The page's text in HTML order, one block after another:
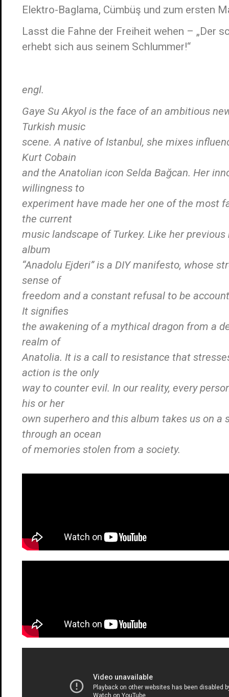
Elektro-Baglama, Cümbüş und zum ersten
Lasst die Fahne der Freiheit wehen – „Der
erhebt sich aus seinem Schlummer!“
engl.
Gaye Su Akyol is the face of an ambitious
Turkish music
scene. A native of Istanbul, she mixes
Kurt Cobain
and the Anatolian icon Selda Bağcan. Her
willingness to
experiment have made her one of the most
the current
music landscape of Turkey. Like her
album
“Anadolu Ejderi” is a DIY manifesto, whose
sense of
freedom and a constant refusal to be
It signifies
the awakening of a mythical dragon from a
realm of
Anatolia. It is a call to resistance that
action is the only
way to counter evil. In our reality, every
his or her
own superhero and this album takes us on a
through an ocean
of memories stolen from a society.